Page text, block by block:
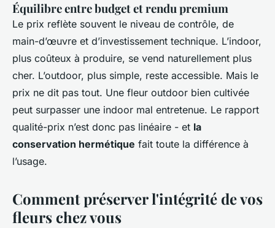
Équilibre entre budget et rendu premium
Le prix reflète souvent le niveau de contrôle, de
main-d’œuvre et d’investissement technique. L’indoor,
plus coûteux à produire, se vend naturellement plus
cher. L’outdoor, plus simple, reste accessible. Mais le
prix ne dit pas tout. Une fleur outdoor bien cultivée
peut surpasser une indoor mal entretenue. Le rapport
qualité-prix n’est donc pas linéaire - et la
conservation hermétique fait toute la différence à
l’usage.
Comment préserver l'intégrité de vos
fleurs chez vous